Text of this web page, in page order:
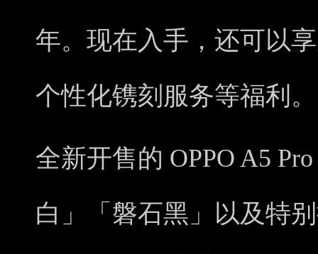
年。现在入手，还可以
个性化镌刻服务等福利。
全新开售的 OPPO A5
白」「磐石黑」以及特